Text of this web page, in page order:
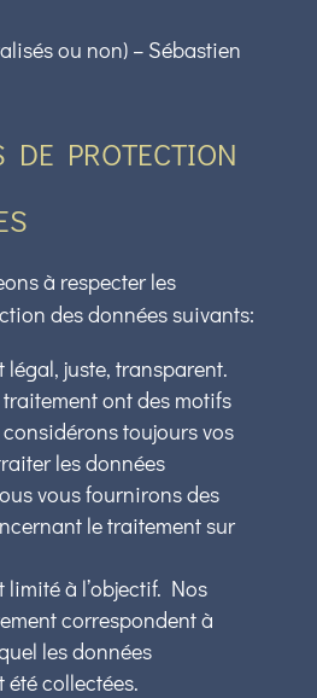
ou non) – Sébastien
DE PROTECTION
à respecter les
des données suivants:
légal, juste, transparent.
ont des motifs
toujours vos
les données
vous fournirons des
le traitement sur
limité à l’objectif. Nos
correspondent à
les données
été collectées.